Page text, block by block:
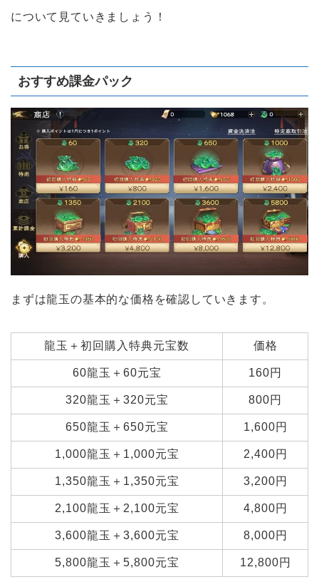
について見ていきましょう！
おすすめ課金パック
まずは龍玉の基本的な価格を確認していきます。
龍玉＋初回購入特典元宝数 価格
60龍玉＋60元宝 160円
320龍玉＋320元宝 800円
650龍玉＋650元宝 1,600円
1,000龍玉＋1,000元宝 2,400円
1,350龍玉＋1,350元宝 3,200円
2,100龍玉＋2,100元宝 4,800円
3,600龍玉＋3,600元宝 8,000円
5,800龍玉＋5,800元宝 12,800円